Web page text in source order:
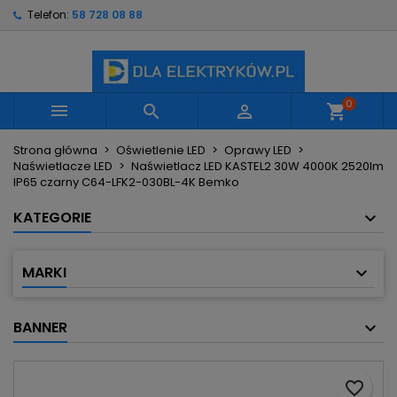
Telefon: 58 728 08 88
   shopping_cart0
Strona główna Oświetlenie LED
Oprawy LED
Naświetlacze LED
Naświetlacz LED KASTEL2 30W 4000K 2520lm
IP65 czarny C64-LFK2-030BL-4K Bemko
KATEGORIE
MARKI
BANNER
favorite_border
Utwórz nową listę
Nazwa listy życzeń
Anuluj Utwórz listę życzeń
Musisz być zalogowany by zapisać produkty na
swojej liście życzeń.
Anuluj Zaloguj się